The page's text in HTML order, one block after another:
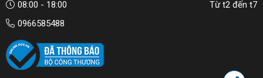
08:00 - 18:00
Từ t2 đến t7
0966585488